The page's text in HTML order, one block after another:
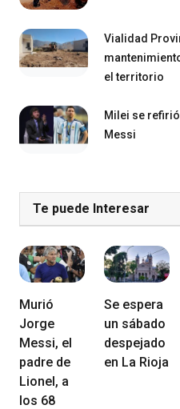
Vialidad
el territorio
Milei se
Messi
Te puede Interesar
Murió
Jorge
Messi, el
padre de
Lionel, a
los 68
Se espera
un sábado
despejado
en La Rioja